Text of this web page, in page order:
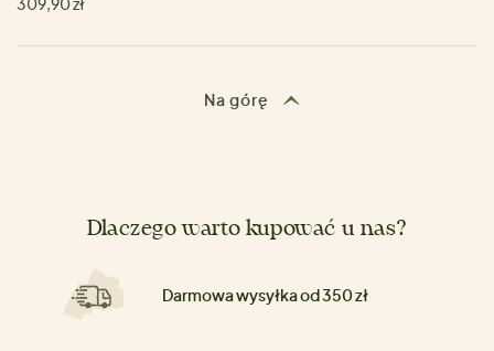
Na górę
Dlaczego warto kupować u nas?
Darmowa wysyłka od 350 zł